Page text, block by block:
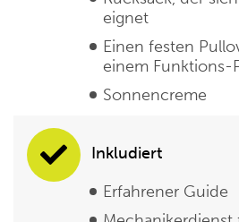
eignet
Einen festen
einem Funktions-
Sonnencreme
Inkludiert
Erfahrener Guide